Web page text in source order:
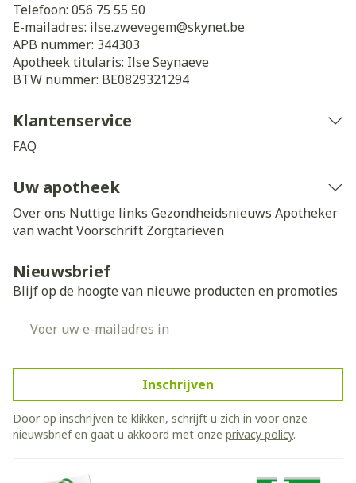
Telefoon: 056 75 55 50
E-mailadres: ilse.zwevegem@skynet.be
APB nummer: 344303
Apotheek titularis: Ilse Seynaeve
BTW nummer: BE0829321294
Klantenservice
FAQ
Uw apotheek
Over ons Nuttige links Gezondheidsnieuws Apotheker
van wachtVoorschrift Zorgtarieven
Nieuwsbrief
Blijf op de hoogte van nieuwe producten en promoties
Inschrijven
Door op inschrijven te klikken, schrijft u zich in voor onze
nieuwsbrief en gaat u akkoord met onze privacy policy.